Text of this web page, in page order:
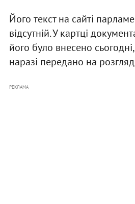
Його текст на сайті
відсутній. У картці
його було внесено
наразі передано на
РЕКЛАМА